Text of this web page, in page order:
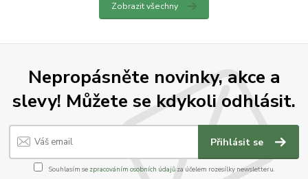
Zobrazit všechny
Nepropásněte novinky, akce a
slevy! Můžete se kdykoli odhlásit.
Přihlásit se
Souhlasím se zpracováním osobních údajůza účelem rozesílky newsletteru.